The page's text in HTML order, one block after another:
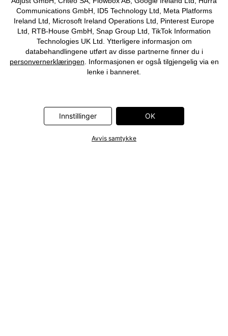
Communications GmbH, ID5 Technology Ltd, Meta Platforms
Ireland Ltd, Microsoft Ireland Operations Ltd, Pinterest Europe
Ltd, RTB-House GmbH, Snap Group Ltd, TikTok Information
Technologies UK Ltd. Ytterligere informasjon om
databehandlingene utført av disse partnerne finner du i
personvernerklæringen . Informasjonen er også tilgjengelig via en
lenke i banneret.
Innstillinger OK
Avvis samtykke